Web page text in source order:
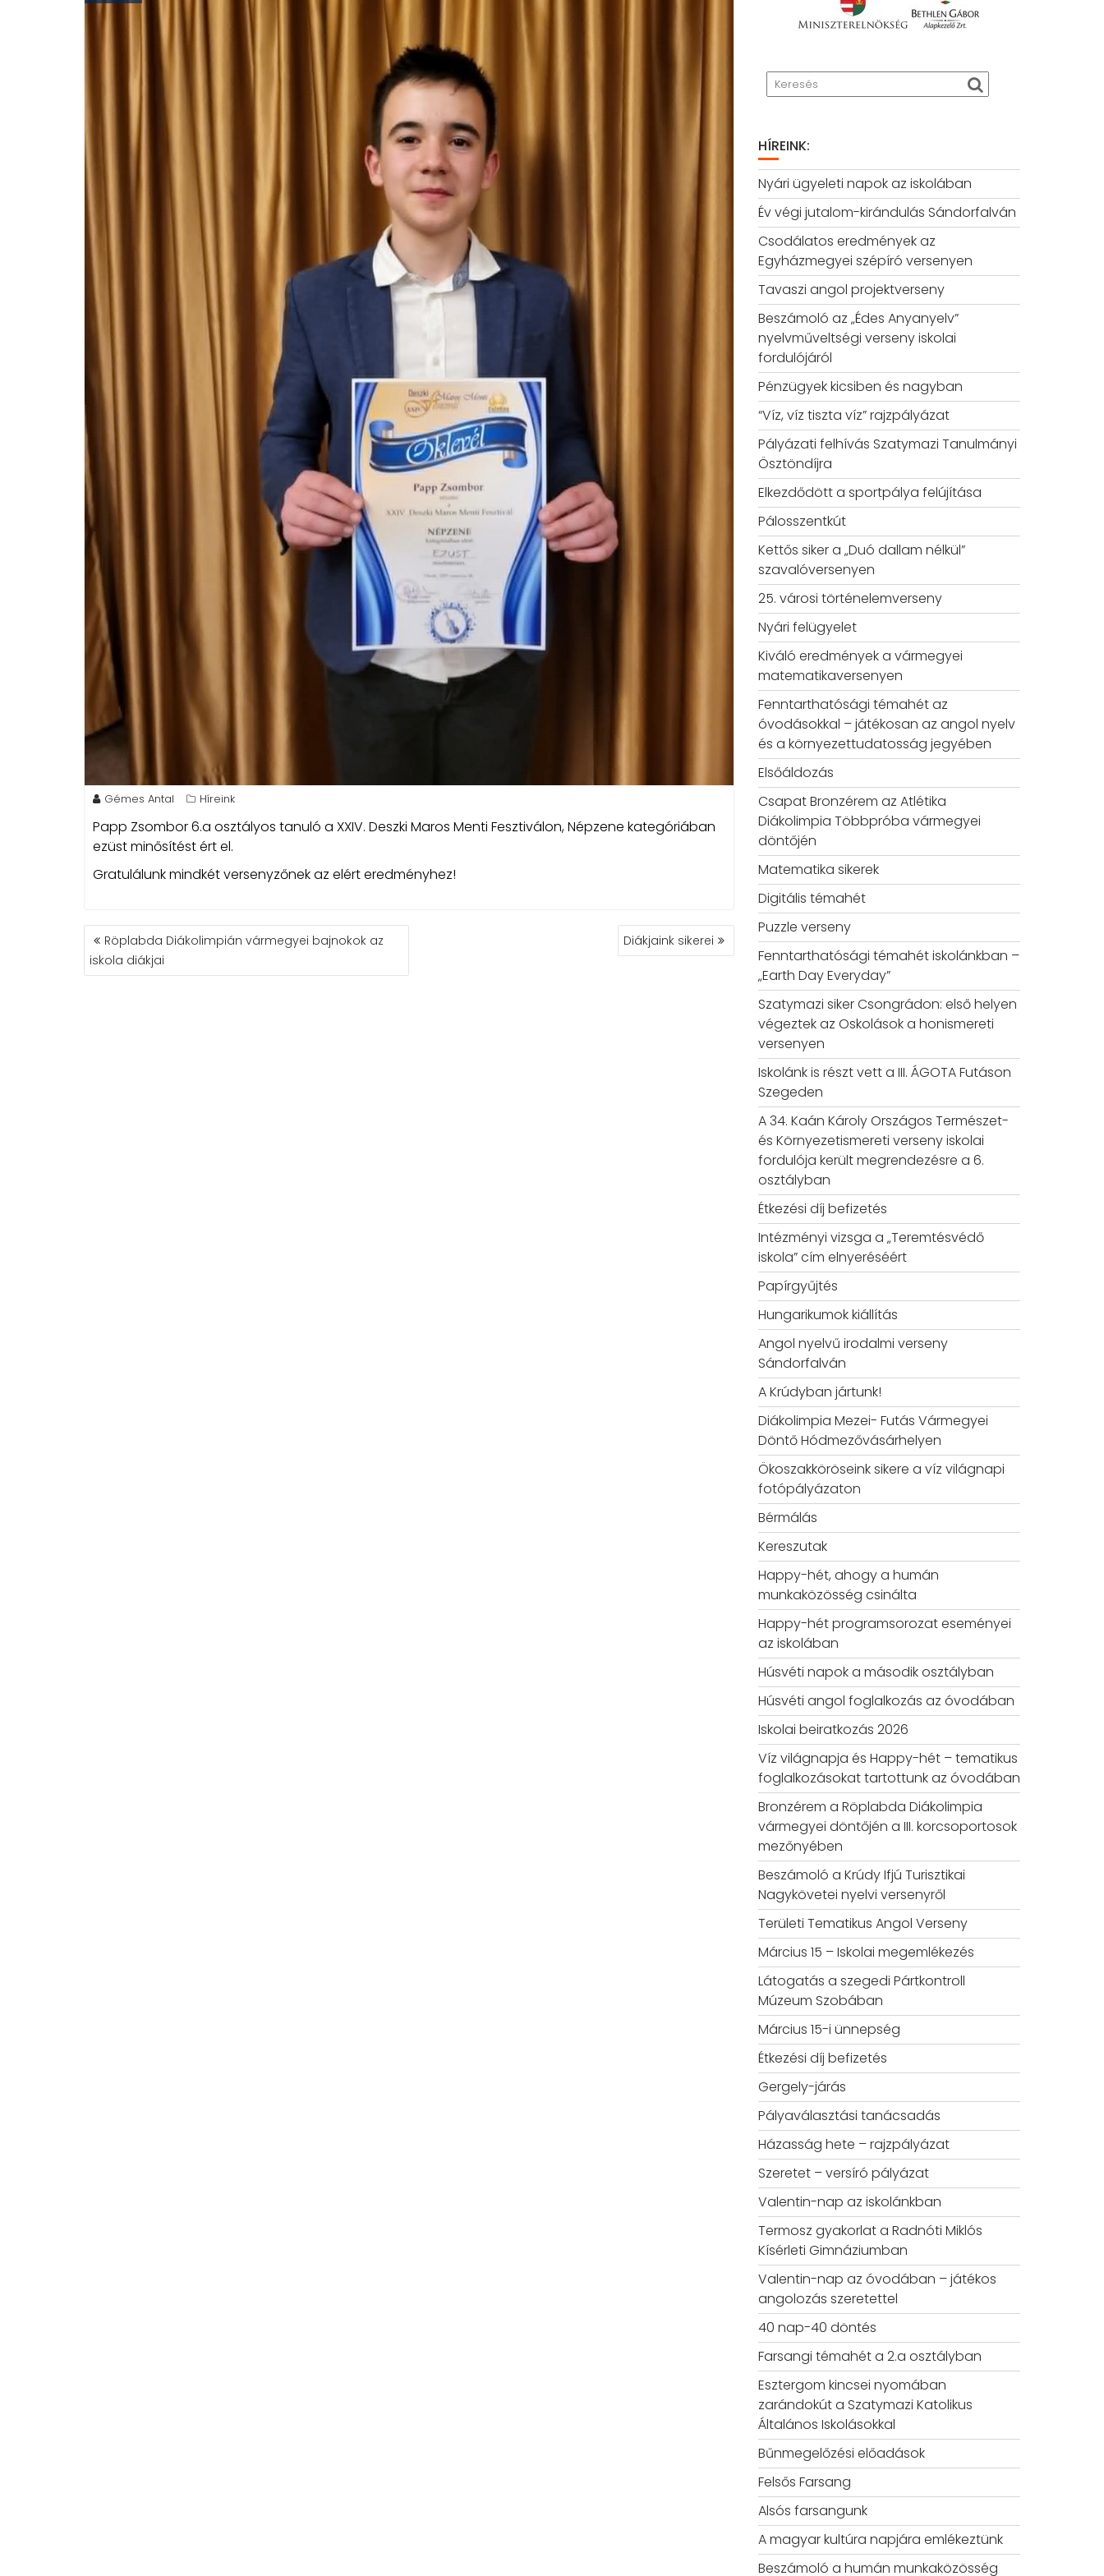
Gémes Antal Híreink
Papp Zsombor 6.a osztályos tanuló a XXIV. Deszki Maros Menti Fesztiválon, Népzene kategóriában
ezüst minősítést ért el.
Gratulálunk mindkét versenyzőnek az elért eredményhez!
BEJEGYZÉS
NAVIGÁCIÓ
Röplabda Diákolimpián vármegyei bajnokok az
iskola diákjai
Diákjaink sikerei
HÍREINK:
Nyári ügyeleti napok az iskolában
Év végi jutalom-kirándulás Sándorfalván
Csodálatos eredmények az
Egyházmegyei szépíró versenyen
Tavaszi angol projektverseny
Beszámoló az „Édes Anyanyelv”
nyelvműveltségi verseny iskolai
fordulójáról
Pénzügyek kicsiben és nagyban
“Víz, víz tiszta víz” rajzpályázat
Pályázati felhívás Szatymazi Tanulmányi
Ösztöndíjra
Elkezdődött a sportpálya felújítása
Pálosszentkút
Kettős siker a „Duó dallam nélkül”
szavalóversenyen
25. városi történelemverseny
Nyári felügyelet
Kiváló eredmények a vármegyei
matematikaversenyen
Fenntarthatósági témahét az
óvodásokkal – játékosan az angol nyelv
és a környezettudatosság jegyében
Elsőáldozás
Csapat Bronzérem az Atlétika
Diákolimpia Többpróba vármegyei
döntőjén
Matematika sikerek
Digitális témahét
Puzzle verseny
Fenntarthatósági témahét iskolánkban –
„Earth Day Everyday”
Szatymazi siker Csongrádon: első helyen
végeztek az Oskolások a honismereti
versenyen
Iskolánk is részt vett a III. ÁGOTA Futáson
Szegeden
A 34. Kaán Károly Országos Természet-
és Környezetismereti verseny iskolai
fordulója került megrendezésre a 6.
osztályban
Étkezési díj befizetés
Intézményi vizsga a „Teremtésvédő
iskola” cím elnyeréséért
Papírgyűjtés
Hungarikumok kiállítás
Angol nyelvű irodalmi verseny
Sándorfalván
A Krúdyban jártunk!
Diákolimpia Mezei- Futás Vármegyei
Döntő Hódmezővásárhelyen
Ökoszakköröseink sikere a víz világnapi
fotópályázaton
Bérmálás
Kereszutak
Happy-hét, ahogy a humán
munkaközösség csinálta
Happy-hét programsorozat eseményei
az iskolában
Húsvéti napok a második osztályban
Húsvéti angol foglalkozás az óvodában
Iskolai beiratkozás 2026
Víz világnapja és Happy-hét – tematikus
foglalkozásokat tartottunk az óvodában
Bronzérem a Röplabda Diákolimpia
vármegyei döntőjén a III. korcsoportosok
mezőnyében
Beszámoló a Krúdy Ifjú Turisztikai
Nagykövetei nyelvi versenyről
Területi Tematikus Angol Verseny
Március 15 – Iskolai megemlékezés
Látogatás a szegedi Pártkontroll
Múzeum Szobában
Március 15-i ünnepség
Étkezési díj befizetés
Gergely-járás
Pályaválasztási tanácsadás
Házasság hete – rajzpályázat
Szeretet – versíró pályázat
Valentin-nap az iskolánkban
Termosz gyakorlat a Radnóti Miklós
Kísérleti Gimnáziumban
Valentin-nap az óvodában – játékos
angolozás szeretettel
40 nap-40 döntés
Farsangi témahét a 2.a osztályban
Esztergom kincsei nyomában
zarándokút a Szatymazi Katolikus
Általános Iskolásokkal
Bűnmegelőzési előadások
Felsős Farsang
Alsós farsangunk
A magyar kultúra napjára emlékeztünk
Beszámoló a humán munkaközösség